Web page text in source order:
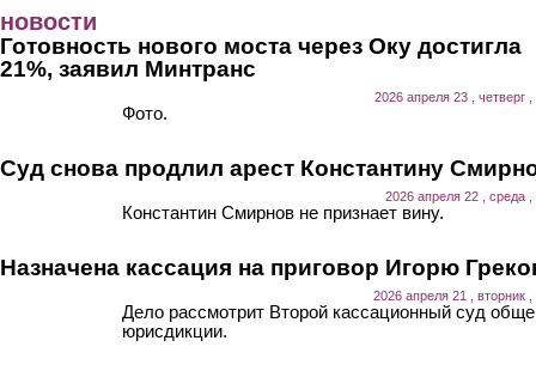
новости
Готовность нового моста через Оку достигла
21%, заявил Минтранс
2026 апреля 23 , четверг ,
Фото.
Суд снова продлил арест Константину
2026 апреля 22 , среда ,
Константин Смирнов не признает вину.
Назначена кассация на приговор Игорю
2026 апреля 21 , вторник ,
Дело рассмотрит Второй кассационный суд
юрисдикции.